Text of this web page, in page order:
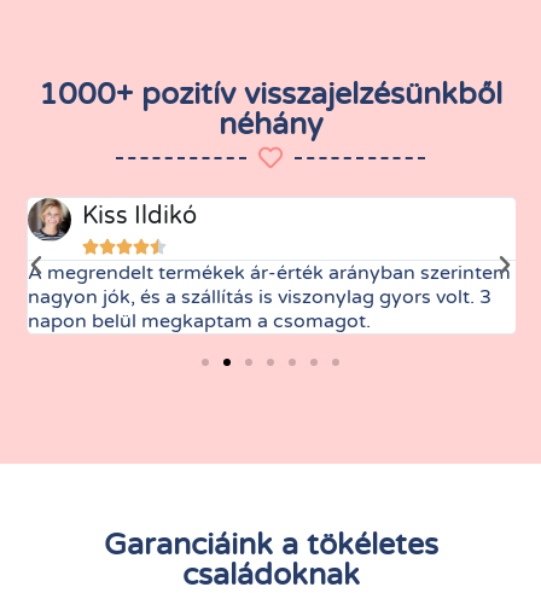
1000+ pozitív visszajelzésünkből
néhány
Kiss Ildikó

A megrendelt termékek ár-érték arányban szerintem
nagyon jók, és a szállítás is viszonylag gyors volt. 3
napon belül megkaptam a csomagot.
Garanciáink a tökéletes
családoknak